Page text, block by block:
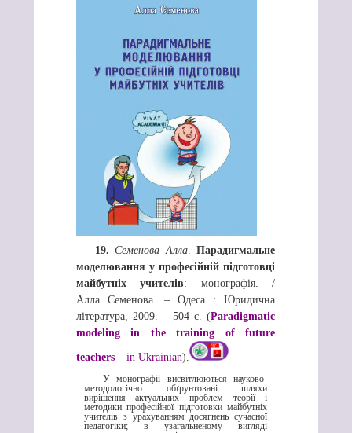
19. Семенова Алла.Парадигмальне
моделювання у професійній підготовці
майбутніх учителів: монографія. /
Алла Семенова. – Одеса : Юридична
література, 2009. – 504 с. (Paradigmatic
modeling in the training of future
teachers – in Ukrainian).
У монографії висвітлюються науково-
методологічно обґрунтовані шляхи
вирішення актуальних проблем теорії і
методики професійної підготовки майбутніх
учителів з урахуванням досягнень сучасної
педагогіки; в узагальненому вигляді